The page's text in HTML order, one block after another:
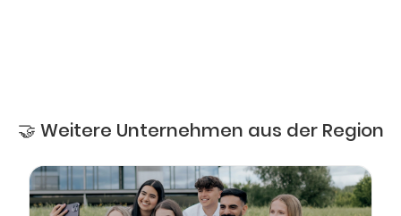
🤝 Weitere Unternehmen aus der Region